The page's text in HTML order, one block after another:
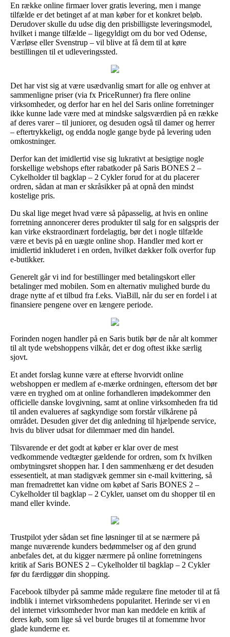
En række online firmaer lover gratis levering, men i mange
tilfælde er det betinget af at man køber for et konkret beløb.
Derudover skulle du udse dig den prisbilligste leveringsmodel,
hvilket i mange tilfælde – ligegyldigt om du bor ved Odense,
Værløse eller Svenstrup – vil blive at få dem til at køre
bestillingen til et udleveringssted.
Det har vist sig at være usædvanlig smart for alle og enhver at
sammenligne priser (via fx PriceRunner) fra flere online
virksomheder, og derfor har en hel del Saris online forretninger
ikke kunne lade være med at mindske salgsværdien på en række
af deres varer – til juniorer, og desuden også til damer og herrer
– eftertrykkeligt, og endda nogle gange byde på levering uden
omkostninger.
Derfor kan det imidlertid vise sig lukrativt at besigtige nogle
forskellige webshops efter rabatkoder på Saris BONES 2 –
Cykelholder til bagklap – 2 Cykler forud for at du placerer
ordren, sådan at man er skråsikker på at opnå den mindst
kostelige pris.
Du skal lige meget hvad være så påpasselig, at hvis en online
forretning annoncerer deres produkter til salg for en salgspris der
kan virke ekstraordinært fordelagtig, bør det i nogle tilfælde
være et bevis på en uægte online shop. Handler med kort er
imidlertid inkluderet i en orden, hvilket dækker folk overfor fup
e-butikker.
Generelt går vi ind for bestillinger med betalingskort eller
betalinger med mobilen. Som en alternativ mulighed burde du
drage nytte af et tilbud fra f.eks. ViaBill, når du ser en fordel i at
finansiere pengene over en længere periode.
Forinden nogen handler på en Saris butik bør de når alt kommer
til alt tyde webshoppens vilkår, det er dog oftest ikke særlig
sjovt.
Et andet forslag kunne være at efterse hvorvidt online
webshoppen er medlem af e-mærke ordningen, eftersom det bør
være en tryghed om at online forhandleren imødekommer den
officielle danske lovgivning, samt at online virksomheden fra tid
til anden evalueres af sagkyndige som forstår vilkårene på
området. Desuden giver det dig anledning til hjælpende service,
hvis du bliver udsat for dilemmaer med din handel.
Tilsvarende er det godt at køber er klar over de mest
vedkommende vedtægter gældende for ordren, som fx hvilken
ombytningsret shoppen har. I den sammenhæng er det desuden
essesentielt, at man stadigvæk gemmer sin e-mail kvittering, så
man fremadrettet kan vidne om købet af Saris BONES 2 –
Cykelholder til bagklap – 2 Cykler, uanset om du shopper til en
mand eller kvinde.
Trustpilot yder sådan set fine løsninger til at se nærmere på
mange nuværende kunders bedømmelser og af den grund
anbefales det, at du kigger nærmere på online forretningens
kritik af Saris BONES 2 – Cykelholder til bagklap – 2 Cykler
før du færdiggør din shopping.
Facebook tilbyder på samme måde regulære fine metoder til at få
indblik i internet virksomhedens popularitet. Herinde ser vi en
del internet virksomheder hvor man kan meddele en kritik af
deres køb, som lige så vel burde bruges til at fornemme hvor
glade kunderne er.